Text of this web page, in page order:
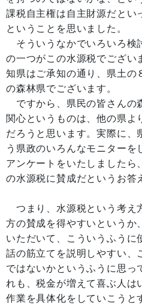
課税自主権は自主財源だとい
ということを思いました。
そういうなかでいろいろ検
の一つがこの水源税でござい
知県はご承知の通り、県土の
の森林県でございます。
ですから、県民の皆さんの
関心というものは、他の県よ
だろうと思います。実際に、
う県政のいろんなモニターを
アンケートをいたしましたら
の水源税に賛成だというお答
つまり、水源税という考え
方の賛成を得やすいというか
いただいて、こういうふうに
話の筋立てを説明しやすい、
ではないかというふうに思っ
れも、税金が増えて喜ぶ人は
作業を具体化をしていこうと